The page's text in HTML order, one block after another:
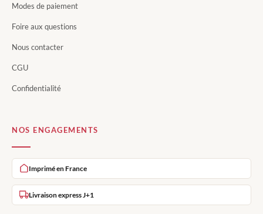
Modes de paiement
Foire aux questions
Nous contacter
CGU
Confidentialité
NOS ENGAGEMENTS
Imprimé en France
Livraison express J+1